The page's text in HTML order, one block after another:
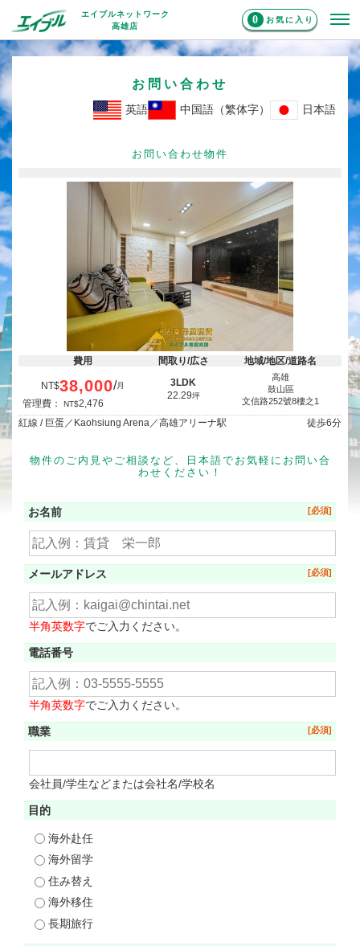
エイブルネットワーク
高雄店
0 お気に入り
お問い合わせ
英語 中国語（繁体字） 日本語
お問い合わせ物件
費用 間取り/広さ 地域/地区/道路名
NT$38,000/月
管理費： NT$2,476
3LDK
22.29坪
高雄
鼓山區
文信路252號8樓之1
紅線 / 巨蛋／Kaohsiung Arena／高雄アリーナ駅 徒歩6分
物件のご内見やご相談など、日本語でお気軽にお問い合
わせください！
お名前
メールアドレス
半角英数字でご入力ください。
電話番号
半角英数字でご入力ください。
職業
会社員/学生などまたは会社名/学校名
目的
海外赴任
海外留学
住み替え
海外移住
長期旅行